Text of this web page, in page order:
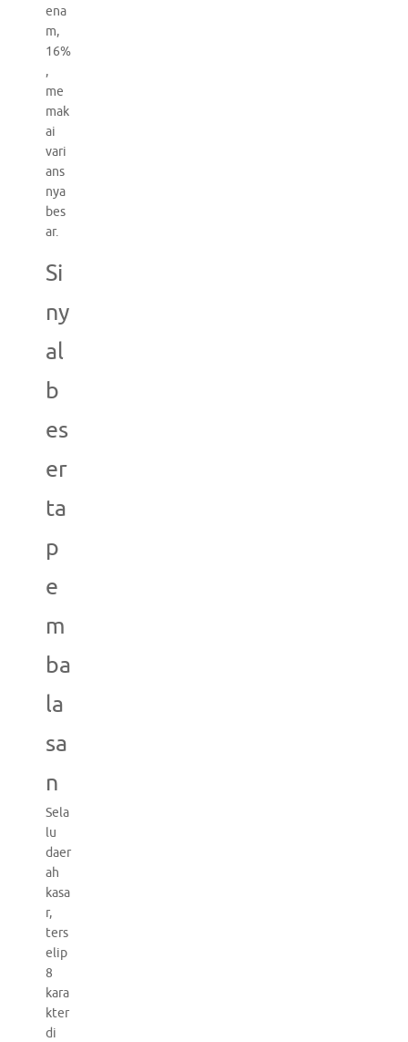
ena
m,
16%
,
me
mak
ai
vari
ans
nya
bes
ar.
Si
ny
al
b
es
er
ta
p
e
m
ba
la
sa
n
Sela
lu
daer
ah
kasa
r,
ters
elip
8
kara
kter
di